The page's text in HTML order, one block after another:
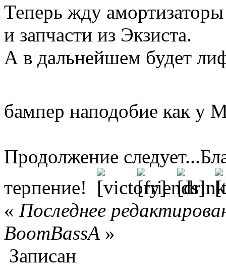
Теперь жду
и запчасти из Экзиста.
А в дальнейшем будет
бампер наподобие как у
Продолжение
терпение!
« Последнее
BoomBassA »
Записан